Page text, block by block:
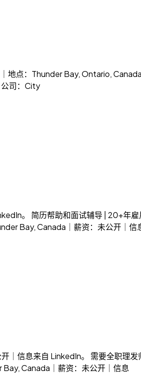
点：Thunder Bay, Ontario,
公司：City
。 简历帮助和面试辅导 | 20+年
Bay, Canada｜薪资：未公开｜信
信息来自 LinkedIn。 需要全职理
Canada｜薪资：未公开｜信息